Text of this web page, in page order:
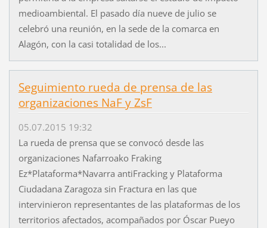
medioambiental. El pasado día nueve de julio se
celebró una reunión, en la sede de la comarca en
Alagón, con la casi totalidad de los...
Seguimiento rueda de prensa de las
organizaciones NaF y ZsF
05.07.2015 19:32
La rueda de prensa que se convocó desde las
organizaciones Nafarroako Fraking
Ez*Plataforma*Navarra antiFracking y Plataforma
Ciudadana Zaragoza sin Fractura en las que
intervinieron representantes de las plataformas de los
territorios afectados, acompañados por Óscar Pueyo